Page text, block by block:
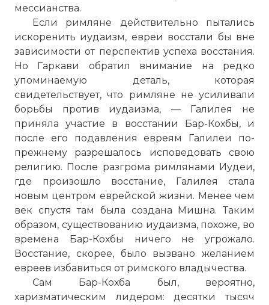
мессианства.
Если римляне действительно пытались
искоренить иудаизм, евреи восстали бы вне
зависимости от перспектив успеха восстания.
Но Гаркави обратил внимание на редко
упоминаемую деталь, которая
свидетельствует, что римляне не усиливали
борьбы против иудаизма, — Галилея не
приняла участие в восстании Бар-Кохбы, и
после его подавления евреям Галилеи по-
прежнему разрешалось исповедовать свою
религию. После разгрома римлянами Иудеи,
где произошло восстание, Галилея стала
новым центром еврейской жизни. Менее чем
век спустя там была создана Мишна. Таким
образом, существованию иудаизма, похоже, во
времена Бар-Кохбы ничего не угрожало.
Восстание, скорее, было вызвано желанием
евреев избавиться от римского владычества.
Сам Бар-Кохба был, вероятно,
харизматическим лидером: десятки тысяч